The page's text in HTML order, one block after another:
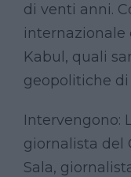
di venti anni.
internazionale
Kabul, quali
geopolitiche
Intervengono:
giornalista del
Sala,